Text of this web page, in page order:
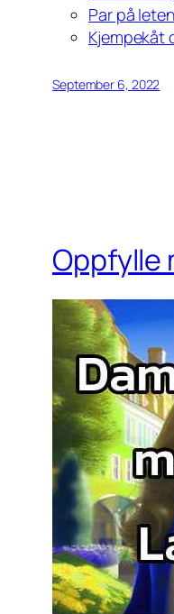
Par på
Kjempekåt
September 6, 2022
Oppfylle